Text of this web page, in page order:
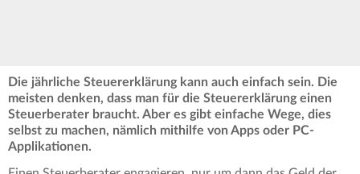
Die jährliche Steuererklärung kann auch einfach sein. Die
meisten denken, dass man für die Steuererklärung einen
Steuerberater braucht. Aber es gibt einfache Wege, dies
selbst zu machen, nämlich mithilfe von Apps oder PC-
Applikationen.